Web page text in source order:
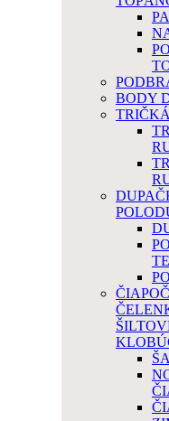
BODY
TRIČKÁ